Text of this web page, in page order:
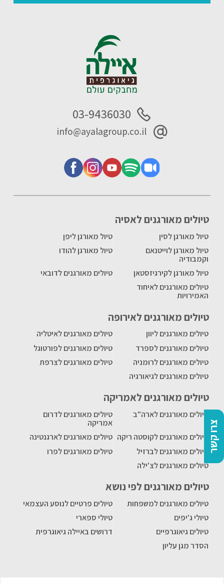
צרו קשר
טיולים מאורגנים לאסיה
טיול מאורגן לסין
טיול מאורגן ליפן
טיול מאורגן לוייטנאם
וקמבודיה
טיול מאורגן להודו
טיול מאורגן לקירגיזסטאן
טיולים מאורגנים לדובאי
טיולים מאורגנים לאיחוד
האמירויות
טיולים מאורגנים לאירופה
טיולים מאורגנים ליוון
טיולים מאורגנים לאיטליה
טיולים מאורגנים לספרד
טיולים מאורגנים לפורטוגל
טיולים מאורגנים לרומניה
טיולים מאורגנים לצרפת
טיולים מאורגנים לגיאורגיה
טיולים מאורגנים לאמריקה
טיולים מאורגנים לארה"ב
טיולים מאורגנים לדרום
אמריקה
טיולים מאורגנים לקוסטה ריקה טיולים מאורגנים לארגנטינה
טיולים מאורגנים לברזיל
טיולים מאורגנים לפרו
טיולים מאורגנים לצ'ילה
טיולים מאורגנים לפי נושא
טיולים מאורגנים למשפחות
טיולים פרטיים לנוסע העצמאי
טיולי ג'יפים
טיולי ספארי
טיולים גיאוגרפיים
דרושים באיילה גיאוגרפית
הסדר מגן עליון
03-9436030
info@ayalagroup.co.il